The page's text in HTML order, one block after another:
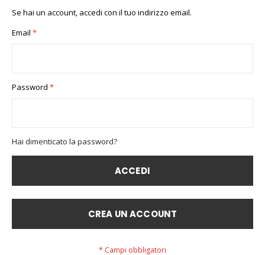
Se hai un account, accedi con il tuo indirizzo email.
Email
Password
Hai dimenticato la password?
ACCEDI
CREA UN ACCOUNT